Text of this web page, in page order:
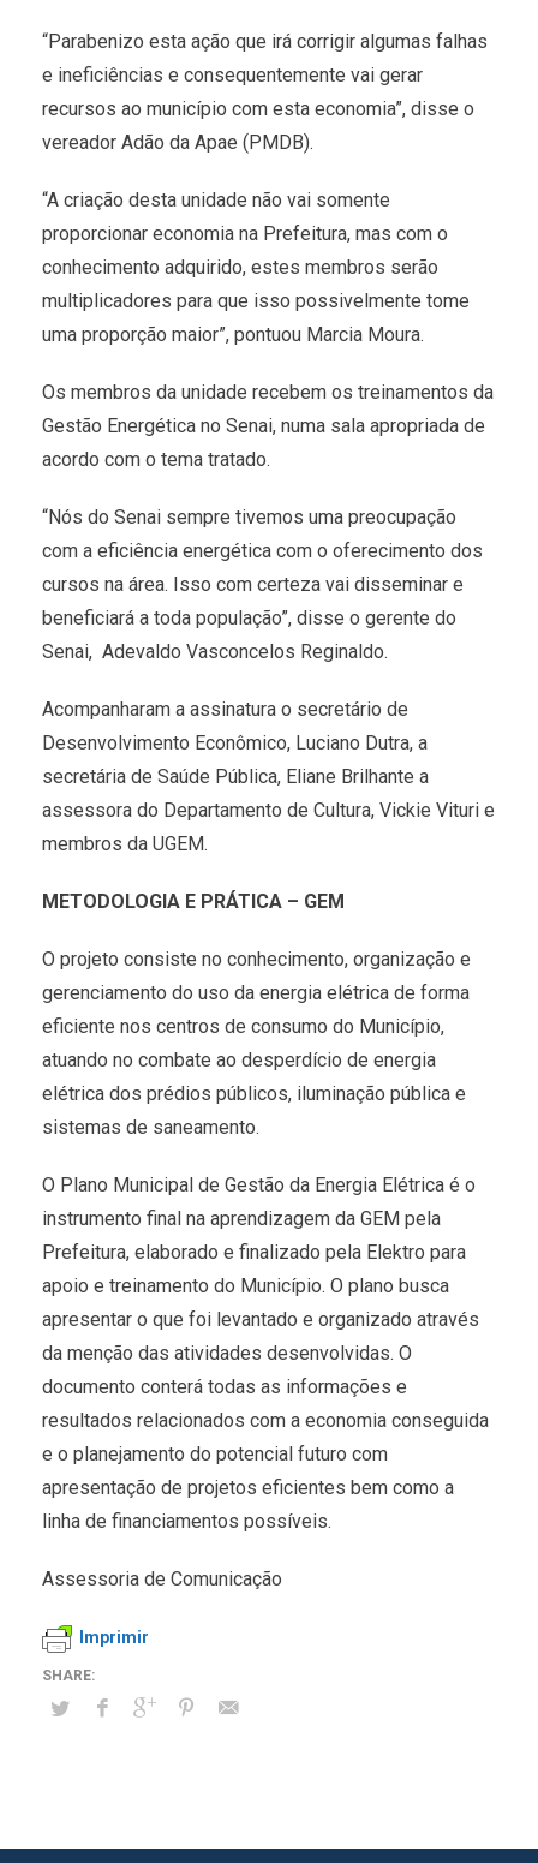
“Parabenizo esta ação que irá corrigir algumas falhas
e ineficiências e consequentemente vai gerar
recursos ao município com esta economia”, disse o
vereador Adão da Apae (PMDB).
“A criação desta unidade não vai somente
proporcionar economia na Prefeitura, mas com o
conhecimento adquirido, estes membros serão
multiplicadores para que isso possivelmente tome
uma proporção maior”, pontuou Marcia Moura.
Os membros da unidade recebem os treinamentos da
Gestão Energética no Senai, numa sala apropriada de
acordo com o tema tratado.
“Nós do Senai sempre tivemos uma preocupação
com a eficiência energética com o oferecimento dos
cursos na área. Isso com certeza vai disseminar e
beneficiará a toda população”, disse o gerente do
Senai, Adevaldo Vasconcelos Reginaldo.
Acompanharam a assinatura o secretário de
Desenvolvimento Econômico, Luciano Dutra, a
secretária de Saúde Pública, Eliane Brilhante a
assessora do Departamento de Cultura, Vickie Vituri e
membros da UGEM.
METODOLOGIA E PRÁTICA – GEM
O projeto consiste no conhecimento, organização e
gerenciamento do uso da energia elétrica de forma
eficiente nos centros de consumo do Município,
atuando no combate ao desperdício de energia
elétrica dos prédios públicos, iluminação pública e
sistemas de saneamento.
O Plano Municipal de Gestão da Energia Elétrica é o
instrumento final na aprendizagem da GEM pela
Prefeitura, elaborado e finalizado pela Elektro para
apoio e treinamento do Município. O plano busca
apresentar o que foi levantado e organizado através
da menção das atividades desenvolvidas. O
documento conterá todas as informações e
resultados relacionados com a economia conseguida
e o planejamento do potencial futuro com
apresentação de projetos eficientes bem como a
linha de financiamentos possíveis.
Assessoria de Comunicação
Imprimir